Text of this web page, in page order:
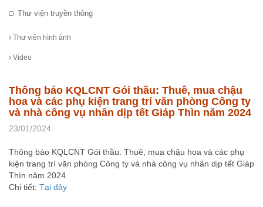
Thư viện truyền thông
Thư viện hình ảnh
Video
Thông báo KQLCNT Gói thầu: Thuê, mua chậu
hoa và các phụ kiện trang trí văn phòng Công ty
và nhà công vụ nhân dịp tết Giáp Thìn năm 2024
23/01/2024
Thông báo KQLCNT Gói thầu: Thuê, mua chậu hoa và các phụ
kiện trang trí văn phòng Công ty và nhà công vụ nhân dịp tết Giáp
Thìn năm 2024
Chi tiết: Tại đây